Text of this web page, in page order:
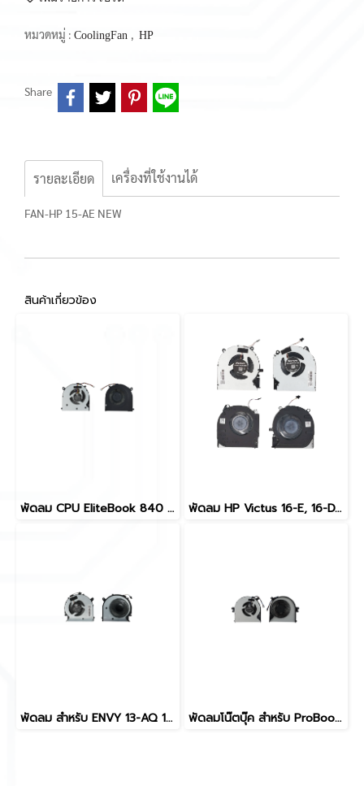
หมวดหมู่ : CoolingFan , HP
Share
รายละเอียด เครื่องที่ใช้งานได้
FAN-HP 15-AE NEW
สินค้าเกี่ยวข้อง
พัดลม CPU EliteBook 840 G1 840 G2 850 G1 850 G2 ZBook 14 G1 G2 5V 4-Pin 730792-001 พัดลม HP Victus 16-E, 16-D, TPN-Q263, TPN-Q264 (XRF75C08-20L21C+XRF75C08-20L22C) อะไหล่ OEM คุณภาพสูง CPU+GPU 80W M75725-001 M75727-001 DH NOTEBOOK
พัดลม สำหรับ ENVY 13-AQ 13-AQ0000 13-AQ1000 CPU Fan 5V 0.5A 4 PIN L52873-001 XRDF541105FCOT พัดลมโน๊ตบุ๊ค สำหรับ ProBook 640 G2, 645 G2 5V 4 PIN